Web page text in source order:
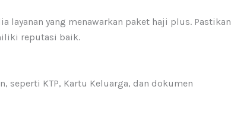
layanan yang menawarkan paket haji plus. Pastikan
reputasi baik.
seperti KTP, Kartu Keluarga, dan dokumen